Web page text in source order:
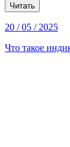
Читать
20 / 05 / 2025
Что такое